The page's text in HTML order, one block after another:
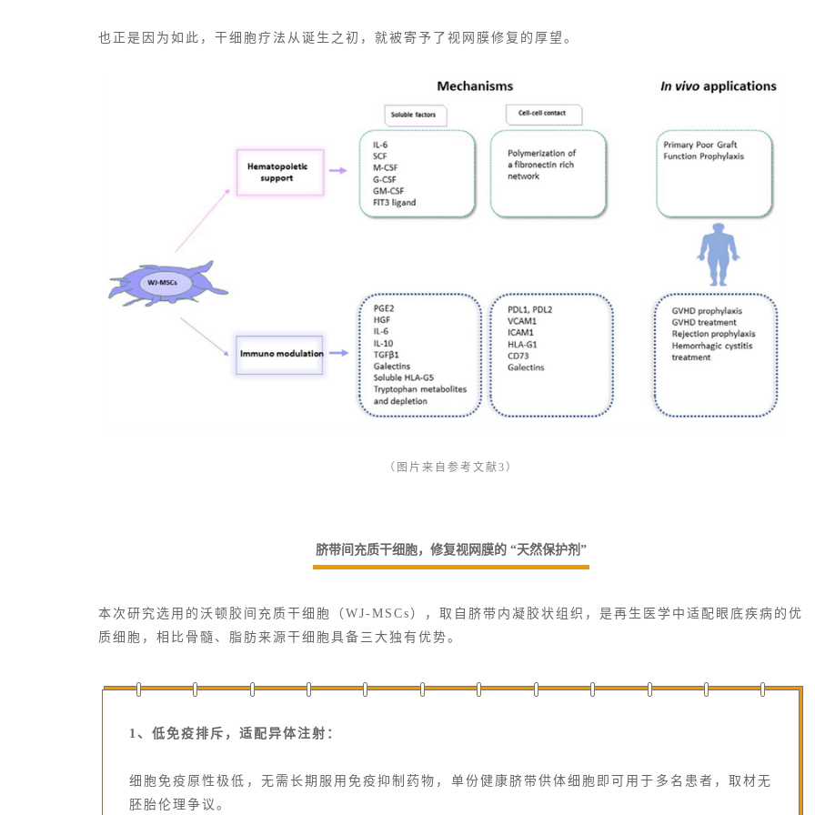
也正是因为如此，干细胞疗法从诞生之初，就被寄予了视网膜修复的厚望。
（图片来自参考文献3）
脐带间充质干细胞，修复视网膜的 “天然保护剂”
本次研究选用的沃顿胶间充质干细胞（WJ-MSCs），取自脐带内凝胶状组织，是再生医学中适配眼底疾病的优
质细胞，相比骨髓、脂肪来源干细胞具备三大独有优势。
1、低免疫排斥，适配异体注射：
细胞免疫原性极低，无需长期服用免疫抑制药物，单份健康脐带供体细胞即可用于多名患者，取材无
胚胎伦理争议。